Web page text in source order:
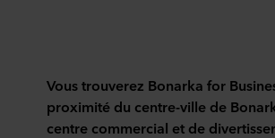
Vous trouverez Bonarka for
proximité du centre-ville de
centre commercial et de